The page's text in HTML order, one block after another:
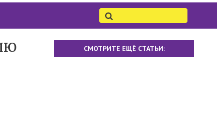
СМОТРИТЕ ЕЩЁ СТАТЬИ: